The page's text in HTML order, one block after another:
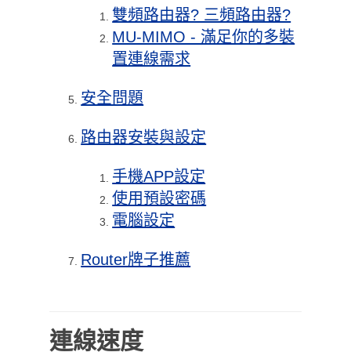
雙頻路由器? 三頻路由器?
MU-MIMO - 滿足你的多裝
置連線需求
安全問題
路由器安裝與設定
手機APP設定
使用預設密碼
電腦設定
Router牌子推薦
連線速度